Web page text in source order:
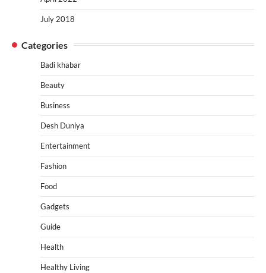
July 2018
Categories
Badi khabar
Beauty
Business
Desh Duniya
Entertainment
Fashion
Food
Gadgets
Guide
Health
Healthy Living